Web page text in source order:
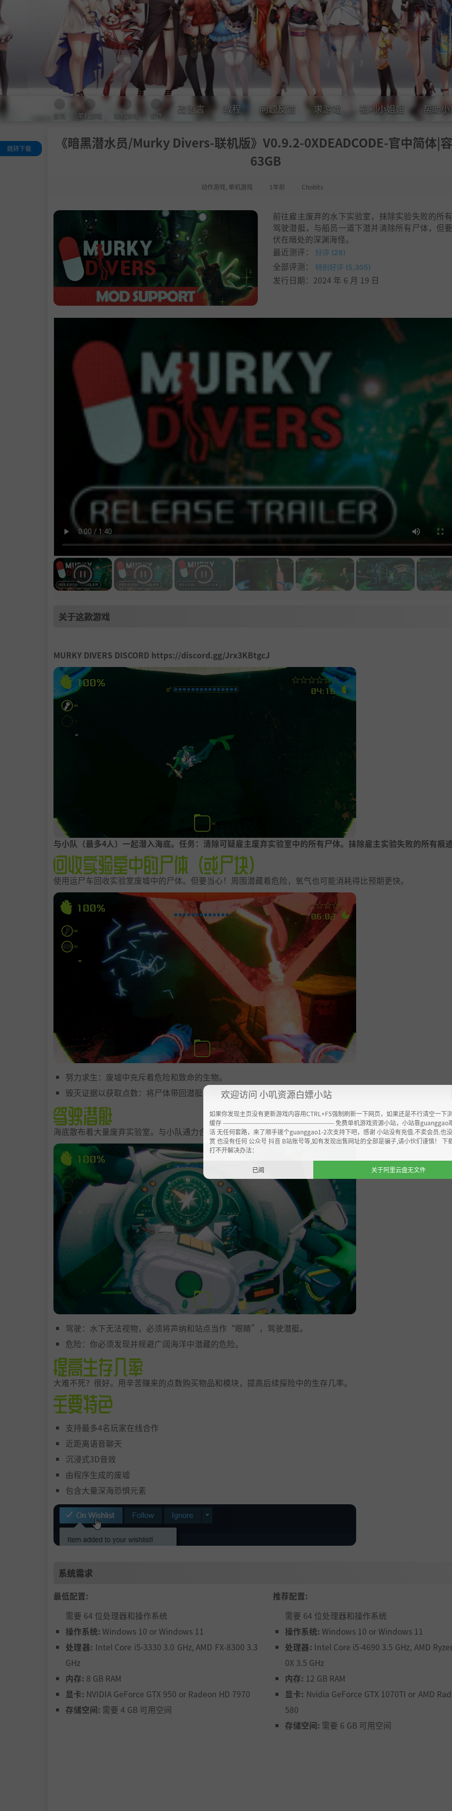
首页 单机游戏 联机游戏 软件
改语言 教程 问题反馈 求游戏 福利小姐姐 帮助
《暗黑潜水员/Murky Divers-联机版》V0.9.2-0XDEADCODE-官中简体|
63GB
动作游戏 单机游戏 1年前 Chobits
跳转下载
前往雇主废弃的水下实验室，抹除实验失败的所
驾驶潜艇，与船员一道下潜并清除所有尸体，但
伏在暗处的深渊海怪。
最近测评：
好评 (28)
全部评测： 特别好评 (5,305)
发行日期：2024 年 6 月 19 日
关于这款游戏
MURKY DIVERS DISCORD https://discord.gg/Jrx3KBtgcJ
与小队（最多4人）一起潜入海底。任务：清除可疑雇主废弃实验室中的所有尸体。抹除雇主实验失败的所有痕
使用运尸车回收实验室废墟中的尸体。但要当心！周围潜藏着危险，氧气也可能消耗得比预期更快。
努力求生：废墟中充斥着危险和致命的生物。
毁灭证据以获取点数：将尸体带回潜艇，并用粉碎机销毁。
海底散布着大量废弃实验室。与小队通力合作，驾驶潜艇前往这些实验室。
驾驶：水下无法视物，必须将声纳和站点当作“眼睛”，驾驶潜艇。
危险：你必须发现并规避广阔海洋中潜藏的危险。
大难不死？很好。用辛苦赚来的点数购买物品和模块，提高后续探险中的生存几率。
支持最多4名玩家在线合作
近距离语音聊天
沉浸式3D音效
由程序生成的废墟
包含大量深海恐惧元素
系统需求
最低配置:
需要 64 位处理器和操作系统
操作系统: Windows 10 or Windows 11
处理器: Intel Core i5-3330 3.0 GHz, AMD FX-8300 3.3
GHz
内存: 8 GB RAM
显卡: NVIDIA GeForce GTX 950 or Radeon HD 7970
存储空间: 需要 4 GB 可用空间
推荐配置:
需要 64 位处理器和操作系统
操作系统: Windows 10 or Windows 11
处理器: Intel Core i5-4690 3.5 GHz, AMD
0X 3.5 GHz
内存: 12 GB RAM
显卡: Nvidia GeForce GTX 1070TI or AMD
580
存储空间: 需要 6 GB 可用空间
欢迎访问 小叽资源白嫖小站
如果你发现主页没有更新游戏内容用CTRL+F5强制刷新一下网页，如果还是不行清空一下
缓存 ------------------------------------------------------- 免费单机游戏资源小站，小站靠guanggao
活 无任何套路，来了顺手搓个guanggao1-2次支持下吧，感谢 小站没有充值.不卖会员.也
赏 也没有任何 公众号 抖音 B站账号等,如有发现出售网址的全部是骗子,请小伙们谨慎！ 下
打不开解决办法：
已阅 关于阿里云盘无文件